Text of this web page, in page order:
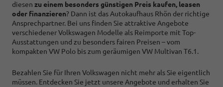
diesen zu einem besonders günstigen Preis kaufen, leasen
oder finanzieren? Dann ist das Autokaufhaus Rhön der richtige
Ansprechpartner. Bei uns finden Sie attraktive Angebote
verschiedener Volkswagen Modelle als Reimporte mit Top-
Ausstattungen und zu besonders fairen Preisen –vom
kompakten VW Polo bis zum geräumigen VW Multivan T6.1.
Bezahlen Sie für Ihren Volkswagen nicht mehr als Sie eigentlich
müssen. Entdecken Sie jetzt unsere Angebote und erhalten Sie